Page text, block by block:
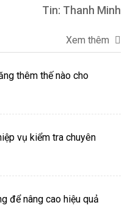
Tin: Thanh Minh
Xem thêm
thêm thế nào cho
vụ kiểm tra chuyên
để nâng cao hiệu quả